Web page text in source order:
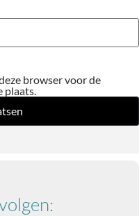
browser voor de
plaats.